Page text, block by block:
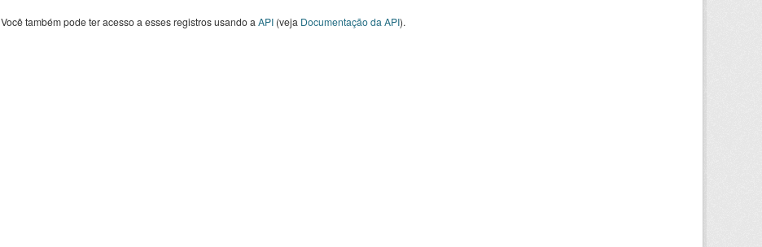
Você também pode ter acesso a esses registros usando a API(veja Documentação da API).